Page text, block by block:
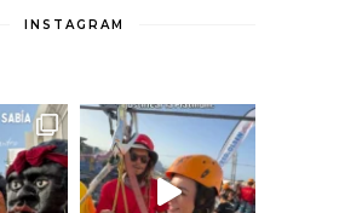
INSTAGRAM